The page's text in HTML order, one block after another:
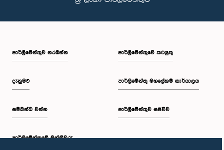
පාර්ලි‌මේන්තුව නරඹන්න
දැනුමට
සම්බන්ධ වන්න
පාර්ලි‌මේන්තුවේ මන්ත්‍රීවරු
පාර්ලිමේන්තුවේ කටයුතු
පාර්ලිමේන්තු මහලේකම් කාර්යාලය
පාර්ලිමේන්තුව සජීවීව